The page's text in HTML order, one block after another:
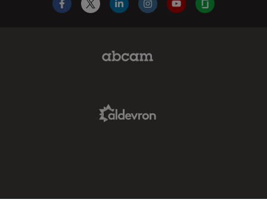
Facebook
X LinkedInInstagramYouTubeGlassdoor